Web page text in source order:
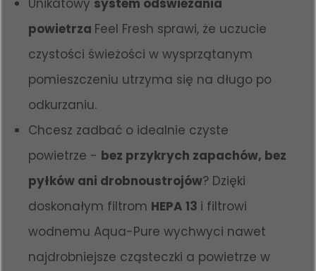
powietrza Feel Fresh sprawi, że uczucie
czystości świeżości w wysprzątanym
pomieszczeniu utrzyma się na długo po
odkurzaniu.
Chcesz zadbać o idealnie czyste
powietrze - bez przykrych zapachów, bez
pyłków ani drobnoustrojów? Dzięki
doskonałym filtrom HEPA 13 i filtrowi
wodnemu Aqua-Pure wychwyci nawet
najdrobniejsze cząsteczki a powietrze w